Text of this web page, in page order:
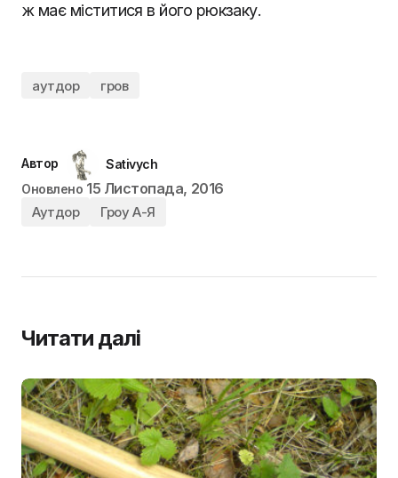
ж має міститися в його рюкзаку.
аутдор гров
Автор
Sativych
Оновлено 15 Листопада, 2016
Аутдор Гроу А-Я
Читати далі